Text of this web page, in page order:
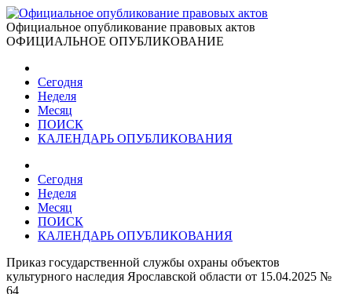
Официальное опубликование правовых актов
ОФИЦИАЛЬНОЕ ОПУБЛИКОВАНИЕ
Сегодня
Неделя
Месяц
ПОИСК
КАЛЕНДАРЬ ОПУБЛИКОВАНИЯ
Сегодня
Неделя
Месяц
ПОИСК
КАЛЕНДАРЬ ОПУБЛИКОВАНИЯ
Приказ государственной службы охраны объектов
культурного наследия Ярославской области от 15.04.2025 №
64